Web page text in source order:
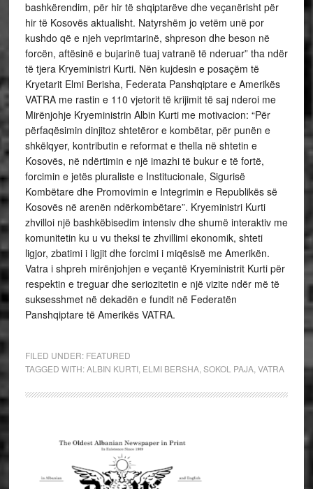
bashkërendim, për hir të shqiptarëve dhe veçanërisht për
hir të Kosovës aktualisht. Natyrshëm jo vetëm unë por
kushdo që e njeh veprimtarinë, shpreson dhe beson në
forcën, aftësinë e bujarinë tuaj vatranë të nderuar” tha ndër
të tjera Kryeministri Kurti. Nën kujdesin e posaçëm të
Kryetarit Elmi Berisha, Federata Panshqiptare e Amerikës
VATRA me rastin e 110 vjetorit të krijimit të saj nderoi me
Mirënjohje Kryeministrin Albin Kurti me motivacion: “Për
përfaqësimin dinjitoz shtetëror e kombëtar, për punën e
shkëlqyer, kontributin e reformat e thella në shtetin e
Kosovës, në ndërtimin e një imazhi të bukur e të fortë,
forcimin e jetës pluraliste e Institucionale, Sigurisë
Kombëtare dhe Promovimin e Integrimin e Republikës së
Kosovës në arenën ndërkombëtare”. Kryeministri Kurti
zhvilloi një bashkëbisedim intensiv dhe shumë interaktiv me
komunitetin ku u vu theksi te zhvillimi ekonomik, shteti
ligjor, zbatimi i ligjit dhe forcimi i miqësisë me Amerikën.
Vatra i shpreh mirënjohjen e veçantë Kryeministrit Kurti për
respektin e treguar dhe seriozitetin e një vizite ndër më të
suksesshmet në dekadën e fundit në Federatën
Panshqiptare të Amerikës VATRA.
FILED UNDER: FEATURED
TAGGED WITH:ALBIN KURTI, ELMI BERSHA, SOKOL PAJA, VATRA